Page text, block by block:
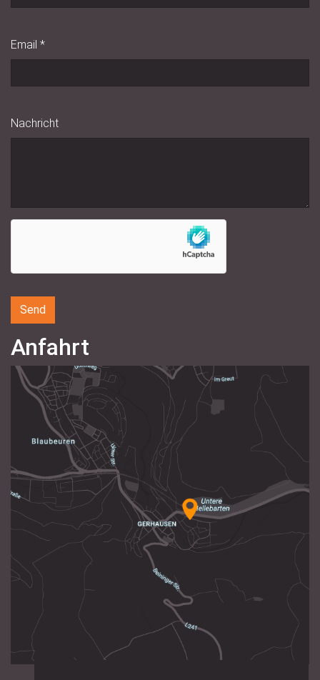
Email *
Nachricht
Anfahrt